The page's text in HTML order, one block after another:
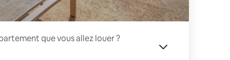
que vous allez louer ?